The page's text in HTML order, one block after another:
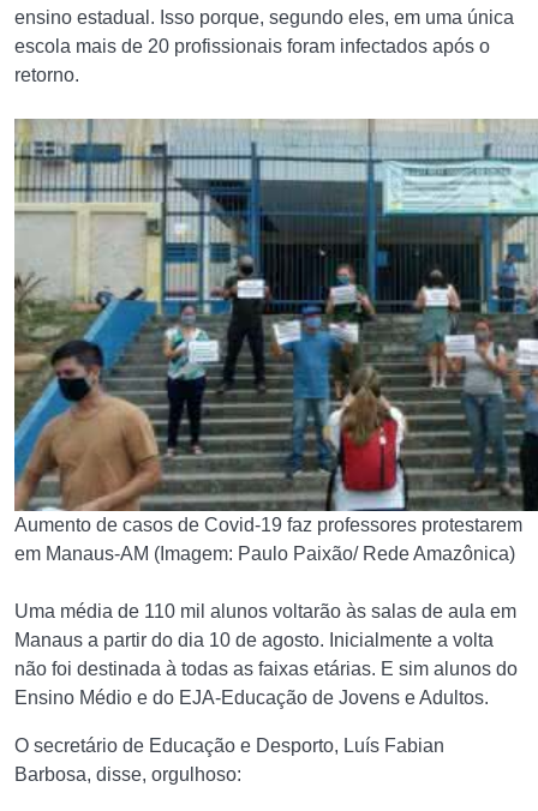
ensino estadual. Isso porque, segundo eles, em uma única
escola mais de 20 profissionais foram infectados após o
retorno.
Aumento de casos de Covid-19 faz professores protestarem
em Manaus-AM (Imagem: Paulo Paixão/ Rede Amazônica)
Uma média de 110 mil alunos voltarão às salas de aula em
Manaus a partir do dia 10 de agosto. Inicialmente a volta
não foi destinada à todas as faixas etárias. E sim alunos do
Ensino Médio e do EJA-Educação de Jovens e Adultos.
O secretário de Educação e Desporto, Luís Fabian
Barbosa, disse, orgulhoso: